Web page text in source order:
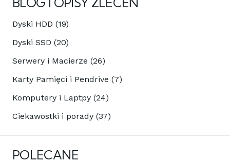
Dyski HDD (19)
Dyski SSD (20)
Serwery i Macierze (26)
Karty Pamięci i Pendrive (7)
Komputery i Laptpy (24)
Ciekawostki i porady (37)
POLECANE